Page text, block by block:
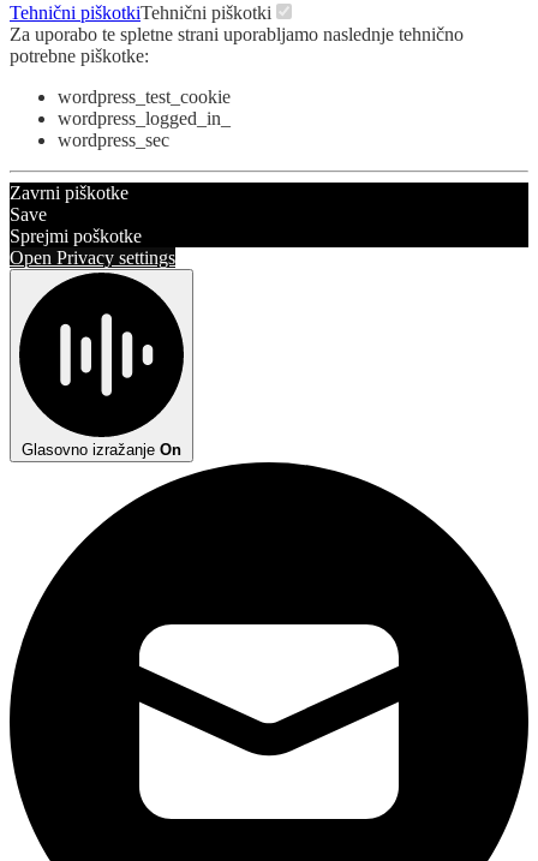
Tehnični piškotkiTehnični piškotki
Za uporabo te spletne strani uporabljamo naslednje tehnično
potrebne piškotke:
wordpress_test_cookie
wordpress_logged_in_
wordpress_sec
Zavrni piškotke
Save
Sprejmi poškotke
Open Privacy settings
Glasovno izražanje On